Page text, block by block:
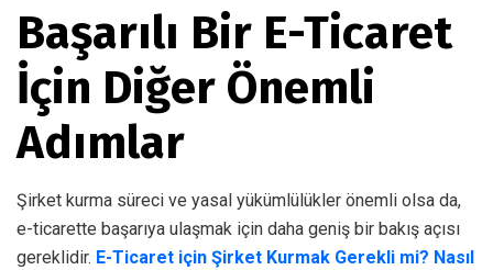
Başarılı Bir E-Ticaret
İçin Diğer Önemli
Adımlar
Şirket kurma süreci ve yasal yükümlülükler önemli olsa da,
e-ticarette başarıya ulaşmak için daha geniş bir bakış açısı
gereklidir. E-Ticaret için Şirket Kurmak Gerekli mi? Nasıl